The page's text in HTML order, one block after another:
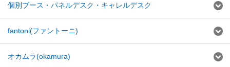
個別ブース・パネルデスク・キャレルデスク
fantoni(ファントーニ)
オカムラ(okamura)